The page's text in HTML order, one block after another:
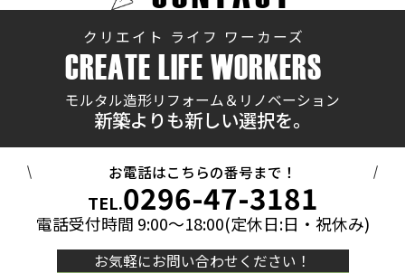
クリエイト ライフ ワーカーズ
CREATE LIFE WORKERS
モルタル造形リフォーム＆リノベーション
新築よりも新しい選択を。
お電話はこちらの番号まで！
TEL.0296-47-3181
電話受付時間 9:00～18:00(定休日:日・祝休み)
お気軽にお問い合わせください！